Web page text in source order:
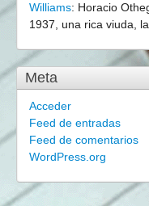
Williams: Horacio
1937, una rica viuda,
Meta
Acceder
Feed de entradas
Feed de comentarios
WordPress.org